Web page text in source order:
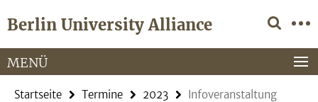
direkt
Inhalt
Berlin University Alliance
Service-
Navigation
MENÜ
Startseite Termine 2023
Infoveranstaltung